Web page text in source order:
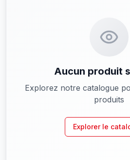
Aucun produit
Explorez notre catalogue
produits
Explorer le